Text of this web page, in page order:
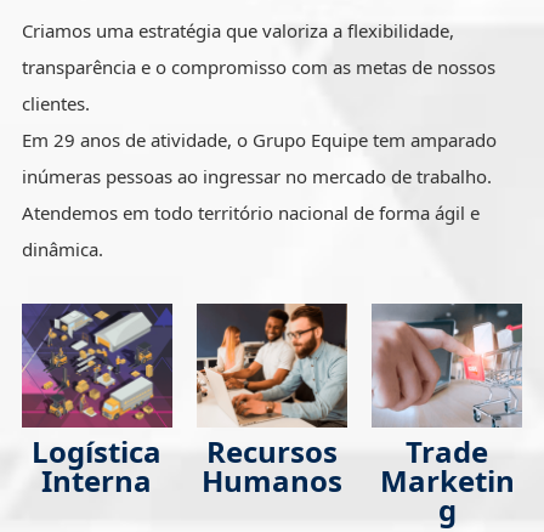
Criamos uma estratégia que valoriza a flexibilidade,
transparência e o compromisso com as metas de nossos
clientes.
Em 29 anos de atividade, o Grupo Equipe tem amparado
inúmeras pessoas ao ingressar no mercado de trabalho.
Atendemos em todo território nacional de forma ágil e
dinâmica.
Logística
Interna
Recursos
Humanos
Trade
Marketin
g